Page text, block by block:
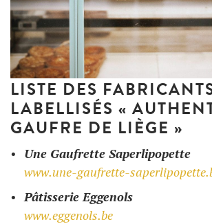
LISTE DES
LABELLISÉS «
GAUFRE DE LIÈGE »
Une Gaufrette Saperlipopette
www.une-gaufrette-
Pâtisserie Eggenols
www.eggenols.be